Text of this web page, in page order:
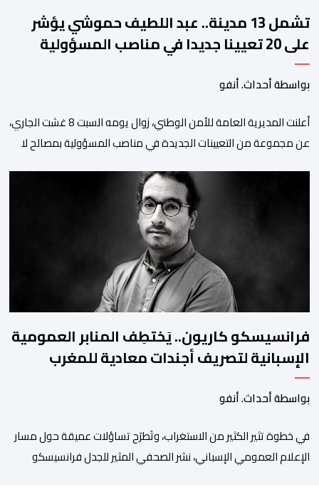
تشمل 13 مدينة.. عبد اللطيف حموشي يؤشر
على 20 تعيينا جديدا في مناصب المسؤولية
بمصالح الأمن الوطني
بواسطة أحداث. أنفو
أعلنت المديرية العامة للأمن الوطني، زوال يومه السبت 8 غشت الجاري،
عن مجموعة من التعيينات الجديدة في مناصب المسؤولية بمصالح لا
والعروي وأسفي ووجدة والعيون والدار البيضاء وبني ملال وابن جرير
وطنجة وأصيلة، وذلك في إطار دينامية داخلية تهدف لضخ دماء جديدة
والاستعانة بكفاءات أمنية شابة ومتمرسة، […]
فرانسيسكو كاريون.. يَختطِف المنابر العمومية
الإسبانية لتصريف أجندات معادية للمغرب
بواسطة أحداث. أنفو
في خطوة تثير الكثير من الاستغراب، وتَطرَح تساؤلات عميقة حول مسار
الإعلام العمومي الإسباني، نشر الصحفي المثير للجدل فرانسيسكو